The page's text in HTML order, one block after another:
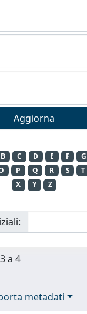
B C D E F G
P Q R S T
X
Y Z
a 4
metadati